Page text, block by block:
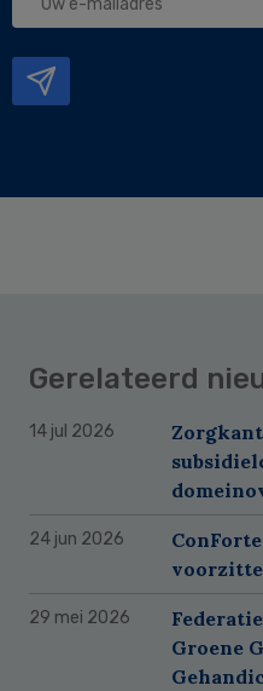
Gerelateerd
14 jul 2026
24 jun 2026
29 mei 2026
Groene